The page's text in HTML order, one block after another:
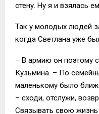
стену. Ну я и взялась
Так у молодых людей
когда Светлана уже
– В армию он поэтому
Кузьмина. – По
маленькому было
– сходи, отслужи,
Связывать свою